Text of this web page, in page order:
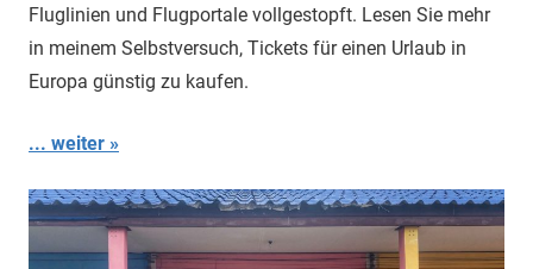
Fluglinien und Flugportale vollgestopft. Lesen Sie mehr
in meinem Selbstversuch, Tickets für einen Urlaub in
Europa günstig zu kaufen.
... weiter